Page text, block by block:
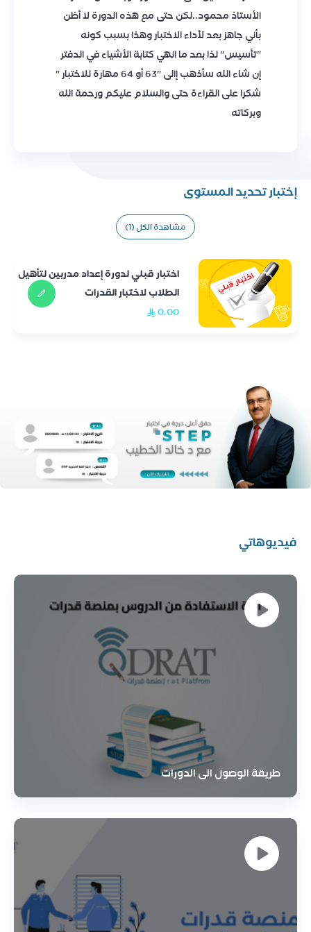
الأستاذ محمود..لكن حتى مع هذه الدورة لا أظن
بأني جاهز بعد لأداء الاختبار وهذا بسبب كونه
"تأسيس" لذا بعد ما انهي كتابة الأشياء في الدفتر
إن شاء الله سأذهب إالى "63 أو 64 مهارة للاختبار "
شكرا على القراءة حتى والسلام عليكم ورحمة الله
وبركاته
إختبار تحديد المستوى
مشاهدة الكل (1)
اختبار قبلي لدورة إعداد مدربين لتأهيل
الطلاب لاختبار القدرات
0.00
فيديوهاتي
طريقة الوصول الى الدورات